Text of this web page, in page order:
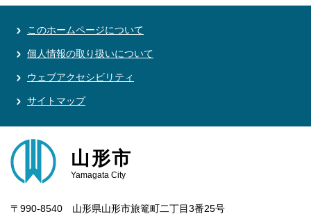
このホームページについて
個人情報の取り扱いについて
ウェブアクセシビリティ
サイトマップ
山形市
Yamagata City
〒990-8540 山形県山形市旅篭町二丁目3番25号